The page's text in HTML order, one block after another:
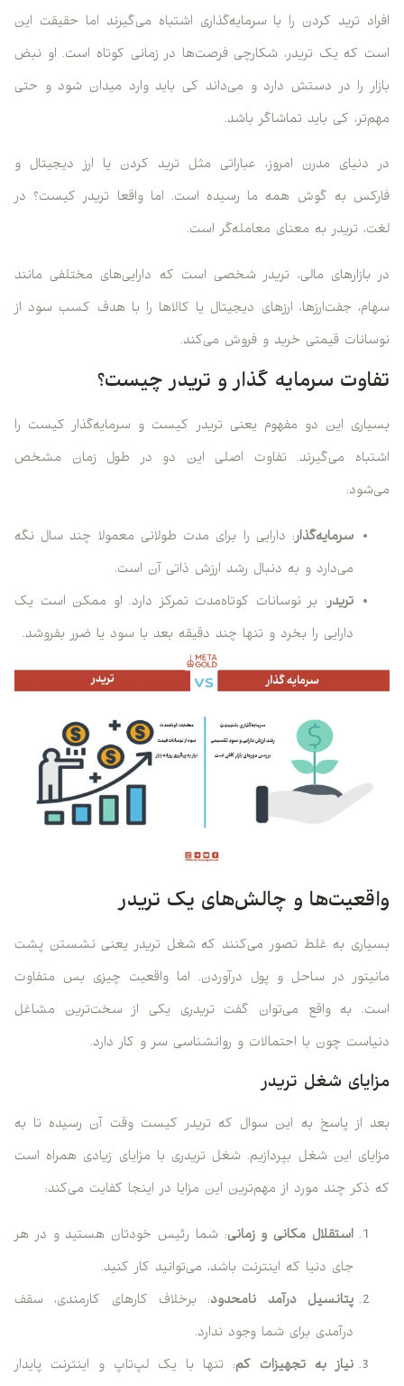
افراد ترید کردن را با سرمایه‌گذاری اشتباه می‌گیرند اما حقیقت این
است که یک تریدر، شکارچی فرصت‌ها در زمانی کوتاه است. او نبض
بازار را در دستش دارد و می‌داند کی باید وارد میدان شود و حتی
مهم‌تر، کی باید تماشاگر باشد.
در دنیای مدرن امروز، عباراتی مثل ترید کردن یا ارز دیجیتال و
فارکس به گوش همه ما رسیده است. اما واقعا تریدر کیست؟ در
لغت، تریدر به معنای معامله‌گر است.
در بازارهای مالی، تریدر شخصی است که دارایی‌های مختلفی مانند
سهام، جفت‌ارزها، ارزهای دیجیتال یا کالاها را با هدف کسب سود از
نوسانات قیمتی خرید و فروش می‌کند.
تفاوت سرمایه گذار و تریدر چیست؟
بسیاری این دو مفهوم یعنی تریدر کیست و سرمایه‌گذار کیست را
اشتباه می‌گیرند. تفاوت اصلی این دو در طول زمان مشخص
می‌شود:
سرمایه‌گذار: دارایی را برای مدت طولانی معمولا چند سال نگه
می‌دارد و به دنبال رشد ارزش ذاتی آن است.
تریدر: بر نوسانات کوتاه‌مدت تمرکز دارد. او ممکن است یک
دارایی را بخرد و تنها چند دقیقه بعد با سود یا ضرر بفروشد.
واقعیت‌ها و چالش‌های یک تریدر
بسیاری به غلط تصور می‌کنند که شغل تریدر یعنی نشستن پشت
مانیتور در ساحل و پول درآوردن. اما واقعیت چیزی بس متفاوت
است. به واقع می‌توان گفت تریدری یکی از سخت‌ترین مشاغل
دنیاست چون با احتمالات و روانشناسی سر و کار دارد.
مزایای شغل تریدر
بعد از پاسخ به این سوال که تریدر کیست وقت آن رسیده تا به
مزایای این شغل بپردازیم. شغل تریدری با مزایای زیادی همراه است
که ذکر چند مورد از مهم‌ترین این مزایا در اینجا کفایت می‌کند:
استقلال مکانی و زمانی: شما رئیس خودتان هستید و در هر
جای دنیا که اینترنت باشد، می‌توانید کار کنید.
پتانسیل درآمد نامحدود: برخلاف کارهای کارمندی، سقف
درآمدی برای شما وجود ندارد.
نیاز به تجهیزات کم: تنها با یک لپ‌تاپ و اینترنت پایدار